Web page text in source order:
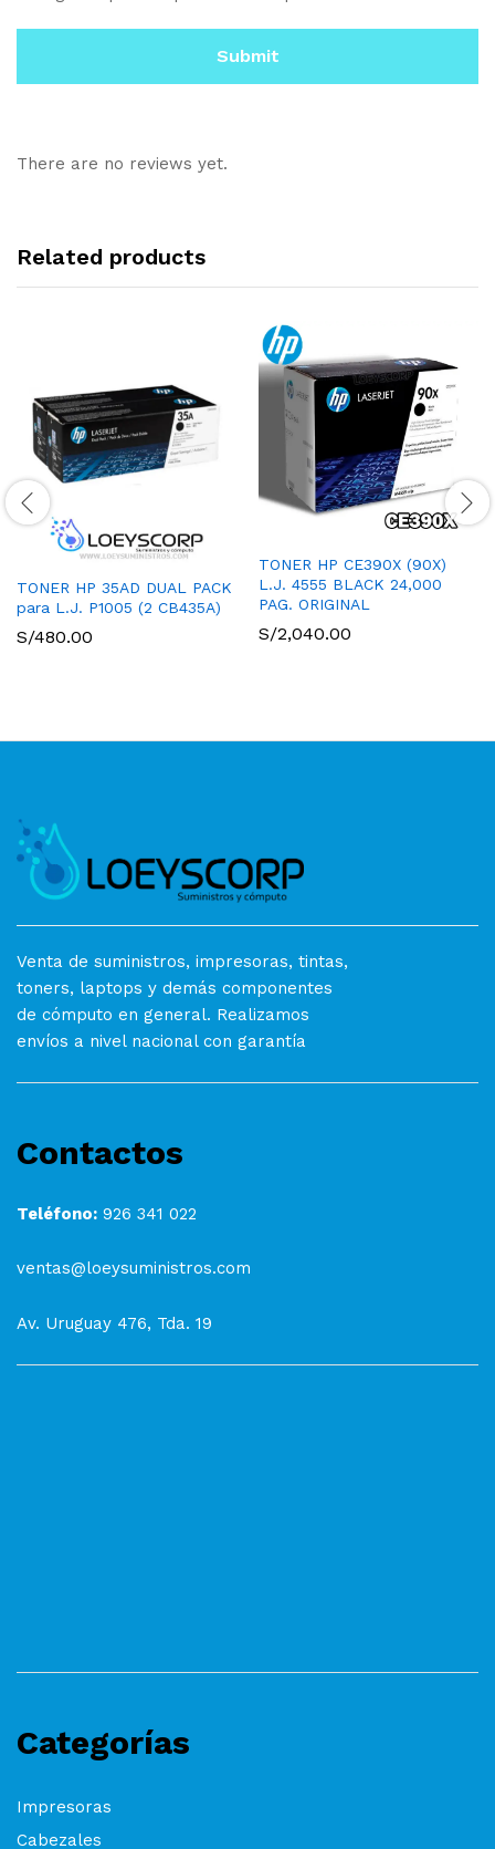
There are no reviews yet.
Related products
TONER HP 35AD DUAL PACK
para L.J. P1005 (2 CB435A)
S/480.00
TONER HP CE390X (90X)
L.J. 4555 BLACK 24,000
PAG. ORIGINAL
S/2,040.00
Venta de suministros, impresoras, tintas,
toners, laptops y demás componentes
de cómputo en general. Realizamos
envíos a nivel nacional con garantía
Contactos
Teléfono: 926 341 022
ventas@loeysuministros.com
Av. Uruguay 476, Tda. 19
Categorías
Impresoras
Cabezales